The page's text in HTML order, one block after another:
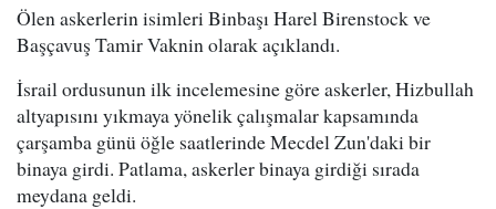
Ölen askerlerin isimleri Binbaşı Harel Birenstock ve
Başçavuş Tamir Vaknin olarak açıklandı.
İsrail ordusunun ilk incelemesine göre askerler, Hizbullah
altyapısını yıkmaya yönelik çalışmalar kapsamında
çarşamba günü öğle saatlerinde Mecdel Zun'daki bir
binaya girdi. Patlama, askerler binaya girdiği sırada
meydana geldi.